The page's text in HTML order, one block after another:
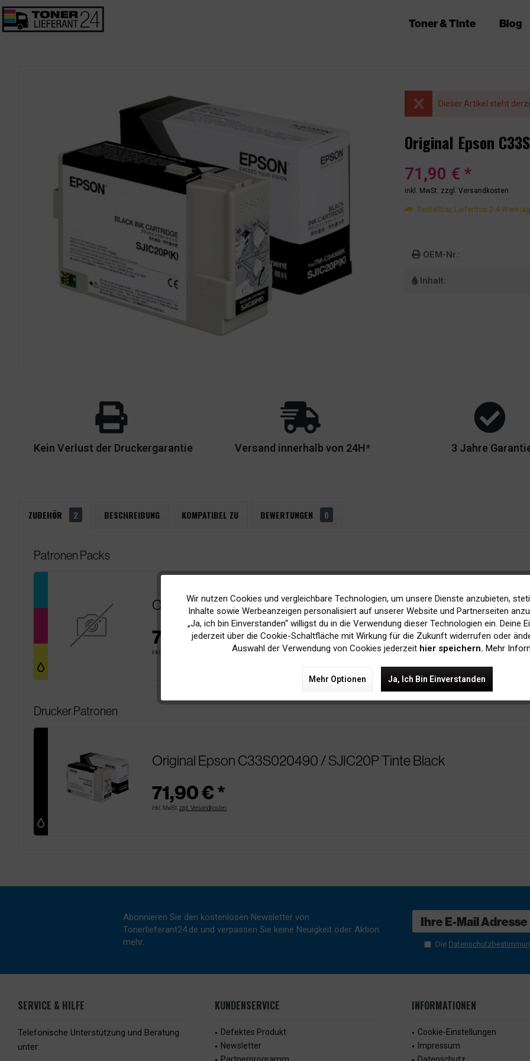
Toner & Tinte Blog
Dieser Artikel steht
Original Epson
71,90 € *
inkl. MwSt. zzgl. Versandkosten
Bestellbar, Lieferfrist 2-4
OEM-Nr.:
Inhalt:
Kein Verlust der Druckergarantie Versand innerhalb von 24H* 3 Jahre
ZUBEHÖR 2 BESCHREIBUNG KOMPATIBEL ZU BEWERTUNGEN 0
Patronen Packs
Original Epson C13S020464 / SJIC15 Tinte Colorpack C/M/Y
74,90 € *
inkl. MwSt. pages Bis zu7.500 Seiten bei 5% Deckung
Drucker Patronen
Original Epson C33S020490 / SJIC20P Tinte Black
71,90 € *
inkl. MwSt. zzgl. Versandkosten
Abonnieren Sie den kostenlosen Newsletter von
Tonerlieferant24.de und verpassen Sie keine Neuigkeit oder Aktion
mehr.
Die
SERVICE & HILFE
Telefonische Unterstützung und Beratung
unter:
KUNDENSERVICE
Defektes Produkt
Newsletter
INFORMATIONEN
Cookie-Einstellungen
Impressum
Funktionale
Marketing
Wir nutzen Cookies und vergleichbare Technologien, um unsere Dienste anzubieten,
Inhalte sowie Werbeanzeigen personalisiert auf unserer Website und Partnerseiten
„Ja, ich bin Einverstanden“ willigst du in die Verwendung dieser Technologien ein. Deine
jederzeit über die Cookie-Schaltfläche mit Wirkung für die Zukunft widerrufen oder
Auswahl der Verwendung von Cookies jederzeit hier speichern. Mehr
Mehr Optionen Ja, Ich Bin Einverstanden